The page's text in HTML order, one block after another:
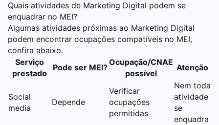
Quais atividades de Marketing Digital podem se
enquadrar no MEI?
Algumas atividades próximas ao Marketing Digital
podem encontrar ocupações compatíveis no MEI,
confira abaixo.
Serviço
prestado
Pode ser MEI?
Ocupação/CNAE
possível
Atenção
Social
media
Depende
Verificar
ocupações
permitidas
Nem toda
atividade
se
enquadra